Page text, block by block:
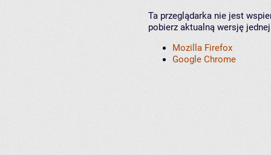
Ta przeglądarka nie jest
pobierz aktualną wersję
Mozilla Firefox
Google Chrome